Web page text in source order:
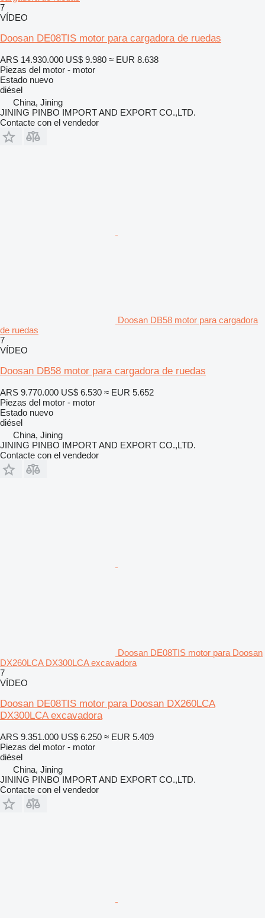
7
VÍDEO
Doosan DE08TIS motor para cargadora de ruedas
ARS 14.930.000 US$ 9.980 ≈ EUR 8.638
Piezas del motor - motor
Estado nuevo
diésel
China, Jining
JINING PINBO IMPORT AND EXPORT CO.,LTD.
Contacte con el vendedor
Doosan DB58 motor para cargadora
de ruedas
7
VÍDEO
Doosan DB58 motor para cargadora de ruedas
ARS 9.770.000 US$ 6.530 ≈ EUR 5.652
Piezas del motor - motor
Estado nuevo
diésel
China, Jining
JINING PINBO IMPORT AND EXPORT CO.,LTD.
Contacte con el vendedor
Doosan DE08TIS motor para Doosan
DX260LCA DX300LCA excavadora
7
VÍDEO
Doosan DE08TIS motor para Doosan DX260LCA
DX300LCA excavadora
ARS 9.351.000 US$ 6.250 ≈ EUR 5.409
Piezas del motor - motor
diésel
China, Jining
JINING PINBO IMPORT AND EXPORT CO.,LTD.
Contacte con el vendedor